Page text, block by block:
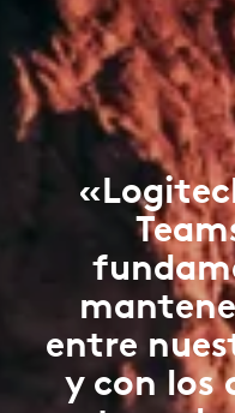
entre
y con los